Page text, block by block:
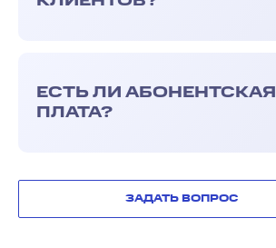
ЕСТЬ ЛИ АБОНЕНТСКАЯ
ПЛАТА?
ЗАДАТЬ ВОПРОС